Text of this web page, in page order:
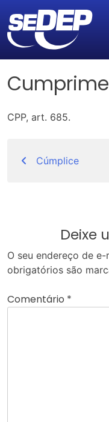
CPP, art. 685.
de
Cúmplice
Deixe
O seu endereço de
obrigatórios são
Comentário *